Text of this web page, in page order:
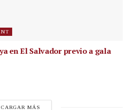
en El Salvador previo a gala
CARGAR MÁS